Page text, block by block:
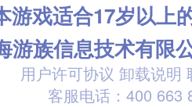
游戏适合17岁以上
游族信息技术有限
用户许可协议 卸载说明
客服电话：400 663